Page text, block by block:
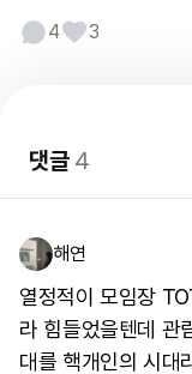
4 3
댓글4
해연
열정적이 모임장
라 힘들었을텐데 관
대를 핵개인의 시대